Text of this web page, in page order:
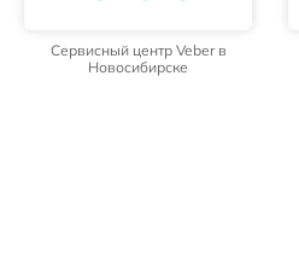
Сервисный центр Veber в
Новосибирске